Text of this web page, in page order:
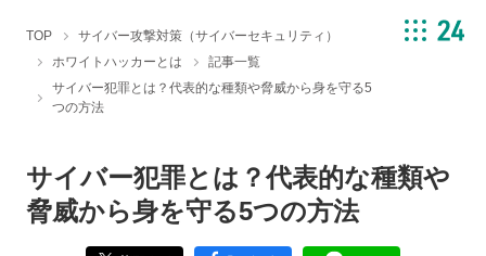
TOP
サイバー攻撃対策（サイバーセキュリティ）
ホワイトハッカーとは
記事一覧
サイバー犯罪とは？代表的な種類や脅威から身を守る5
つの方法
サイバー犯罪とは？代表的な種類や
脅威から身を守る5つの方法